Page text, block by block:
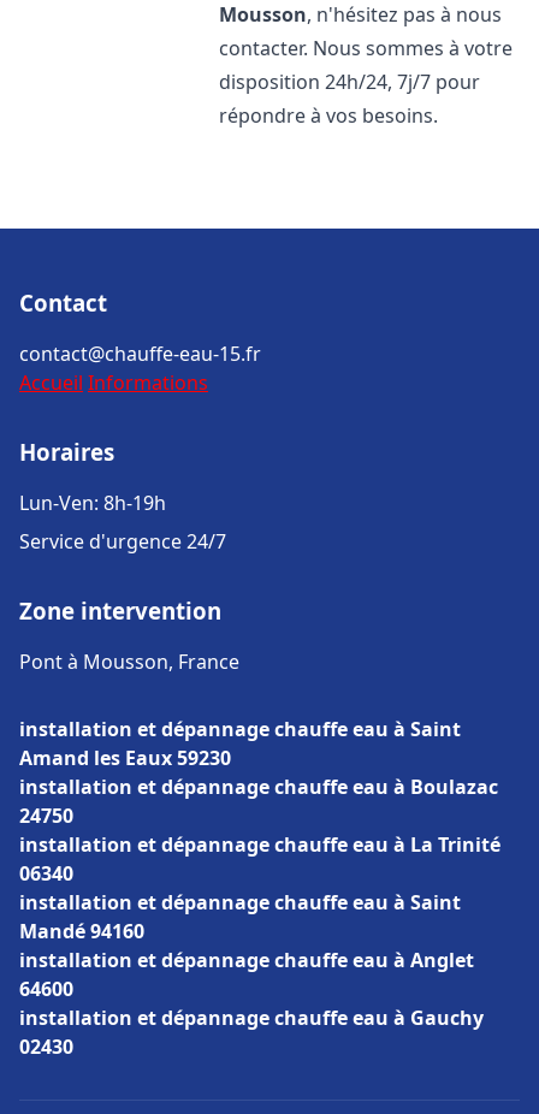
Mousson, n'hésitez pas à nous
contacter. Nous sommes à votre
disposition 24h/24, 7j/7 pour
répondre à vos besoins.
Contact
contact@chauffe-eau-15.fr
Accueil Informations
Horaires
Lun-Ven: 8h-19h
Service d'urgence 24/7
Zone intervention
Pont à Mousson, France
installation et dépannage chauffe eau à Saint
Amand les Eaux 59230
installation et dépannage chauffe eau à Boulazac
24750
installation et dépannage chauffe eau à La Trinité
06340
installation et dépannage chauffe eau à Saint
Mandé 94160
installation et dépannage chauffe eau à Anglet
64600
installation et dépannage chauffe eau à Gauchy
02430